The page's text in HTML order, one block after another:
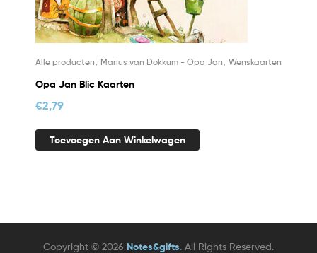
Alle producten Marius van Dokkum - Opa Jan Wenskaarten
Opa Jan Blic Kaarten
€2,79
Toevoegen Aan Winkelwagen
Copyright © 2026 Notes&gifts. All Rights Reserved.